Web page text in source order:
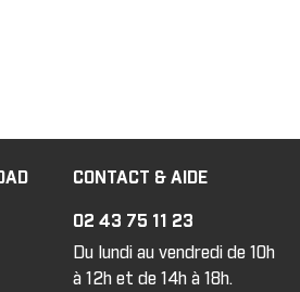
CONTACT & AIDE
02 43 75 11 23
Du lundi au vendredi de 10h
à 12h et de 14h à 18h.